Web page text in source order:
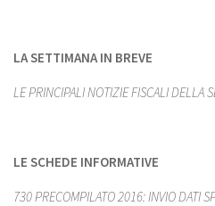
LA SETTIMANA IN BREVE
LE PRINCIPALI NOTIZIE FISCALI DELLA
LE SCHEDE INFORMATIVE
730 PRECOMPILATO 2016: INVIO DATI